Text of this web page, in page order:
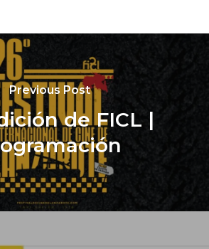
Previous Post
de FICL |